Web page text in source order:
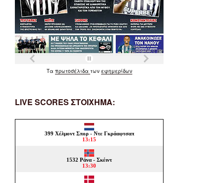
Τα πρωτοσέλιδα των εφημερίδων
LIVE SCORES ΣΤΟΙΧΗΜΑ: